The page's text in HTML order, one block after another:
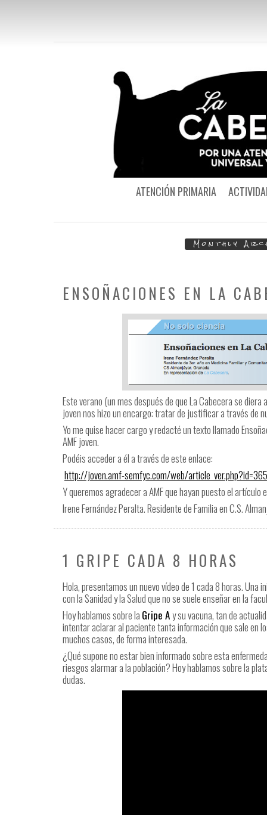
ATENCIÓN PRIMARIA
Monthly
ENSOÑACIONES EN LA
Este verano (un mes después de que La Cabecera se
joven nos hizo un encargo: tratar de justificar a través de
Yo me quise hacer cargo y redacté un texto llamado
AMF joven.
Podéis acceder a él a través de este enlace:
http://joven.amf-semfyc.com/web/article_ver.php?id=365
Y queremos agradecer a AMF que hayan puesto el
Irene Fernández Peralta. Residente de Familia en C.S.
1 GRIPE CADA 8 HORAS
Hola, presentamos un nuevo vídeo de 1 cada 8 horas.
con la Sanidad y la Salud que no se suele enseñar en la
Hoy hablamos sobre la Gripe Ay su vacuna, tan de
intentar aclarar al paciente tanta información que sale en
muchos casos, de forma interesada.
¿Qué supone no estar bien informado sobre esta
riesgos alarmar a la población? Hoy hablamos sobre la
dudas.